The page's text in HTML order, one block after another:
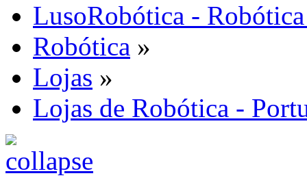
LusoRobótica -
Robótica »
Lojas »
Lojas de Robótica -